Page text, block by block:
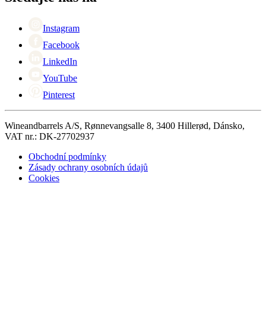
Singles Day
Instagram
Facebook
LinkedIn
YouTube
Pinterest
Wineandbarrels A/S, Rønnevangsalle 8, 3400 Hillerød, Dánsko,
VAT nr.: DK-27702937
Obchodní podmínky
Zásady ochrany osobních údajů
Cookies